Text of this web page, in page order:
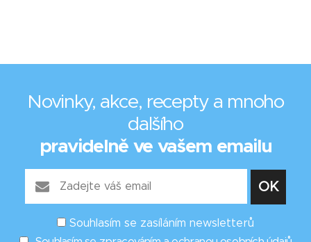
Novinky, akce, recepty a mnoho
dalšího
pravidelně ve vašem emailu
Souhlasím se zasíláním newsletterů